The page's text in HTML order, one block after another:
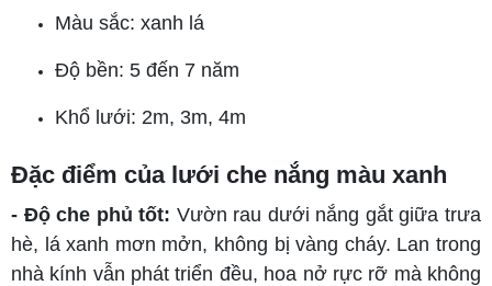
Màu sắc: xanh lá
Độ bền: 5 đến 7 năm
Khổ lưới: 2m, 3m, 4m
Đặc điểm của lưới che nắng màu xanh
- Độ che phủ tốt: Vườn rau dưới nắng gắt giữa trưa
hè, lá xanh mơn mởn, không bị vàng cháy. Lan trong
nhà kính vẫn phát triển đều, hoa nở rực rỡ mà không